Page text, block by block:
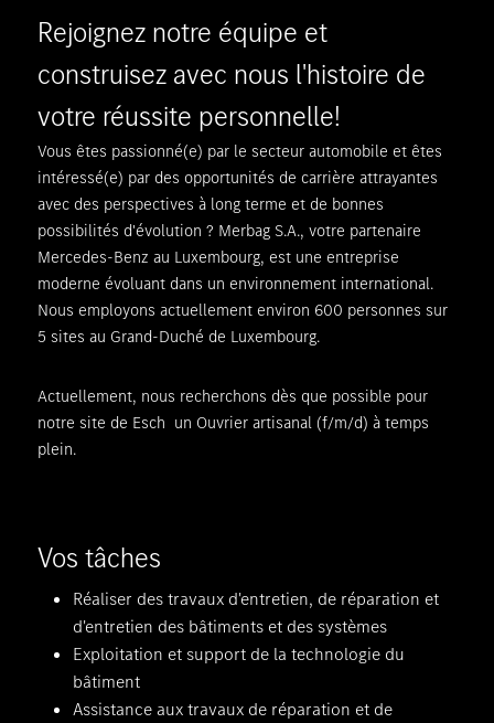
Rejoignez notre équipe et
construisez avec nous l'histoire de
votre réussite personnelle!
Vous êtes passionné(e) par le secteur automobile et êtes
intéressé(e) par des opportunités de carrière attrayantes
avec des perspectives à long terme et de bonnes
possibilités d'évolution ? Merbag S.A., votre partenaire
Mercedes-Benz au Luxembourg, est une entreprise
moderne évoluant dans un environnement international.
Nous employons actuellement environ 600 personnes sur
5 sites au Grand-Duché de Luxembourg.
Actuellement, nous recherchons dès que possible pour
notre site de Esch un Ouvrier artisanal (f/m/d) à temps
plein.
Vos tâches
Réaliser des travaux d'entretien, de réparation et
d'entretien des bâtiments et des systèmes
Exploitation et support de la technologie du
bâtiment
Assistance aux travaux de réparation et de